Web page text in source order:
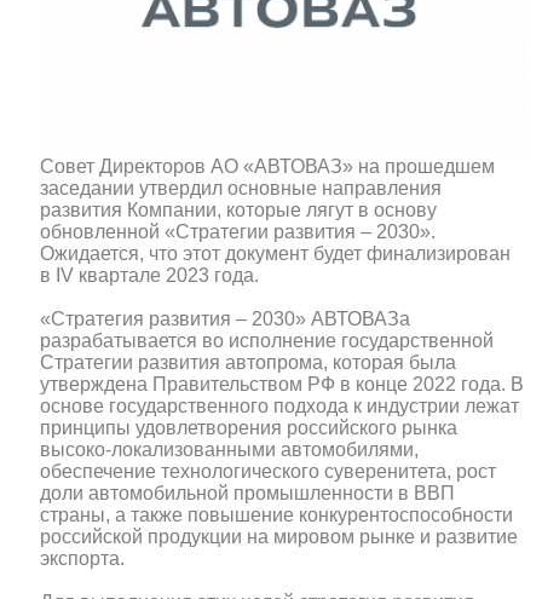
Совет Директоров АО «АВТОВАЗ» на прошедшем
заседании утвердил основные направления
развития Компании, которые лягут в основу
обновленной «Стратегии развития – 2030».
Ожидается, что этот документ будет финализирован
в IV квартале 2023 года.
«Стратегия развития – 2030» АВТОВАЗа
разрабатывается во исполнение государственной
Стратегии развития автопрома, которая была
утверждена Правительством РФ в конце 2022 года. В
основе государственного подхода к индустрии лежат
принципы удовлетворения российского рынка
высоко-локализованными автомобилями,
обеспечение технологического суверенитета, рост
доли автомобильной промышленности в ВВП
страны, а также повышение конкурентоспособности
российской продукции на мировом рынке и развитие
экспорта.